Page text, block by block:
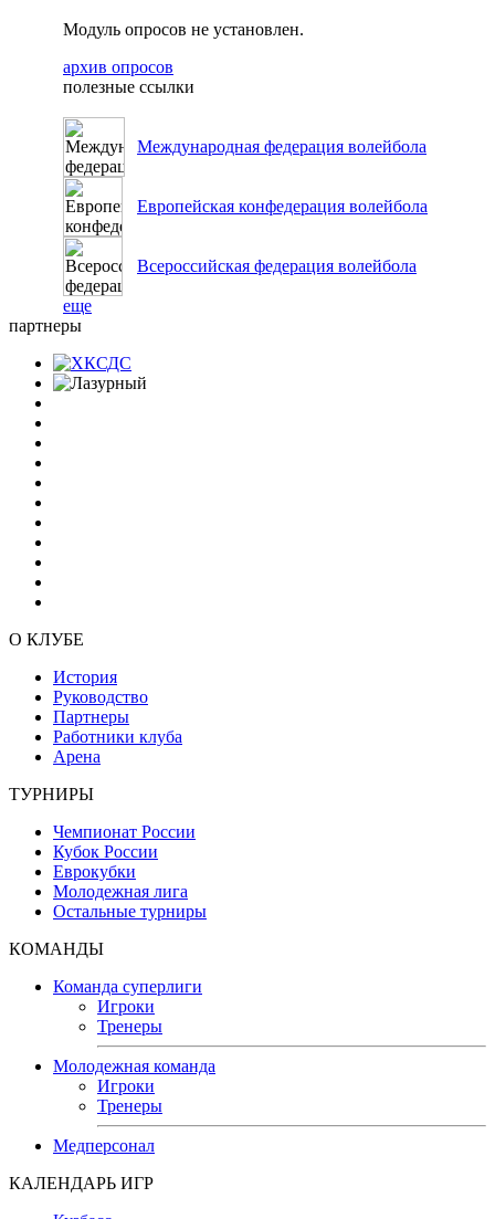
Модуль опросов не установлен.
архив опросов
полезные ссылки
Международная федерация волейбола
Европейская конфедерация волейбола
Всероссийская федерация волейбола
еще
партнеры
О КЛУБЕ
История
Руководство
Партнеры
Работники клуба
Арена
ТУРНИРЫ
Чемпионат России
Кубок России
Еврокубки
Молодежная лига
Остальные турниры
КОМАНДЫ
Команда суперлиги
Игроки
Тренеры
Молодежная команда
Игроки
Тренеры
Медперсонал
КАЛЕНДАРЬ ИГР